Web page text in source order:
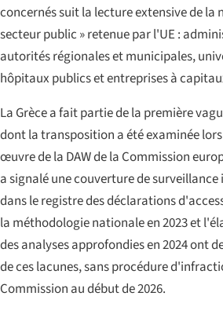
concernés suit la lecture extensive de la
secteur public » retenue par l'UE :
autorités régionales et municipales,
hôpitaux publics et entreprises à
La Grèce a fait partie de la première
dont la transposition a été examinée
œuvre de la DAW de la Commission
a signalé une couverture de surveillance
dans le registre des déclarations
la méthodologie nationale en 2023 et
des analyses approfondies en 2024 ont
de ces lacunes, sans procédure
Commission au début de 2026.